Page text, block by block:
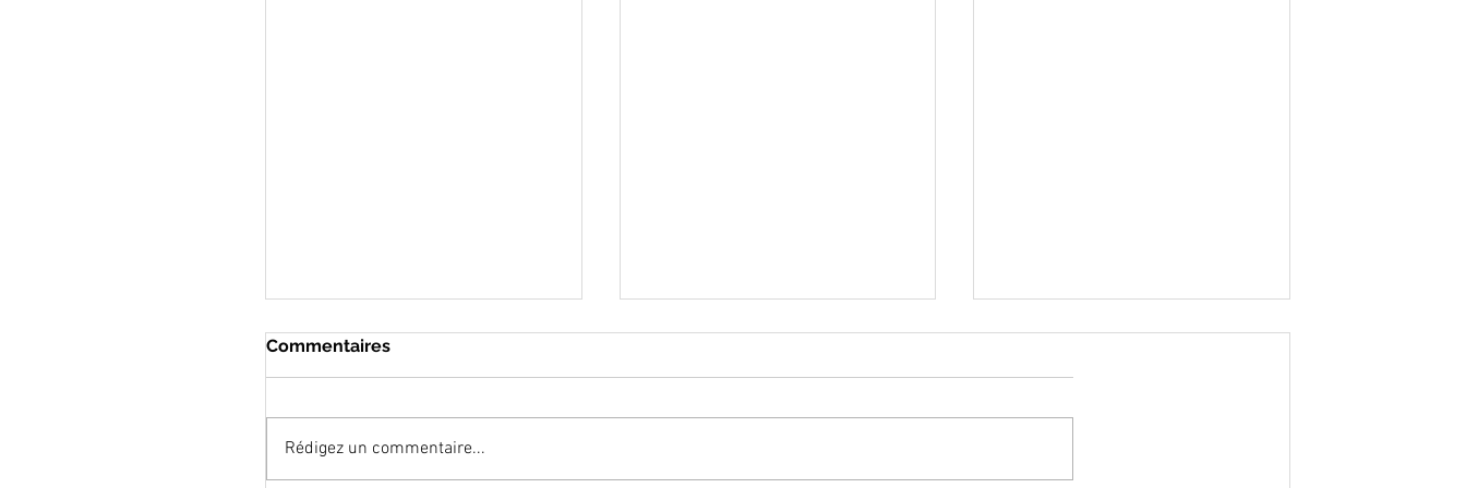
Commentaires
Rédigez un commentaire...